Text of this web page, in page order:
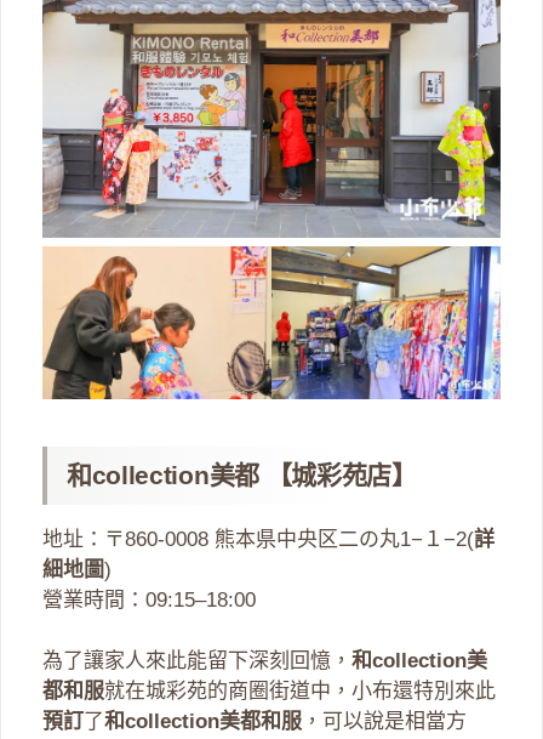
和collection美都 【城彩苑店】
地址：〒860-0008 熊本県中央区二の丸1−１−2(詳
細地圖)
營業時間：09:15–18:00
為了讓家人來此能留下深刻回憶， 和collection美
都和服就在城彩苑的商圈街道中，小布還特別來此
預訂 了和collection美都和服 ，可以說是相當方